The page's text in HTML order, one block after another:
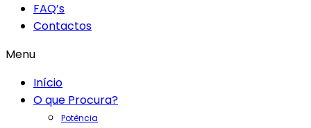
FAQ’s
Contactos
Menu
Início
O que Procura?
Potência